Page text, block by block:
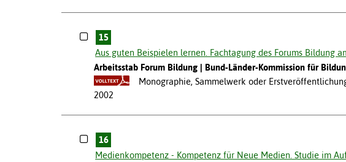
15
Aus guten Beispielen lernen. Fachtagung des Forums Bildung
Arbeitsstab Forum Bildung
Bund-Länder-Kommission für
Monographie, Sammelwerk oder
2002
16
Medienkompetenz - Kompetenz für Neue Medien. Studie im